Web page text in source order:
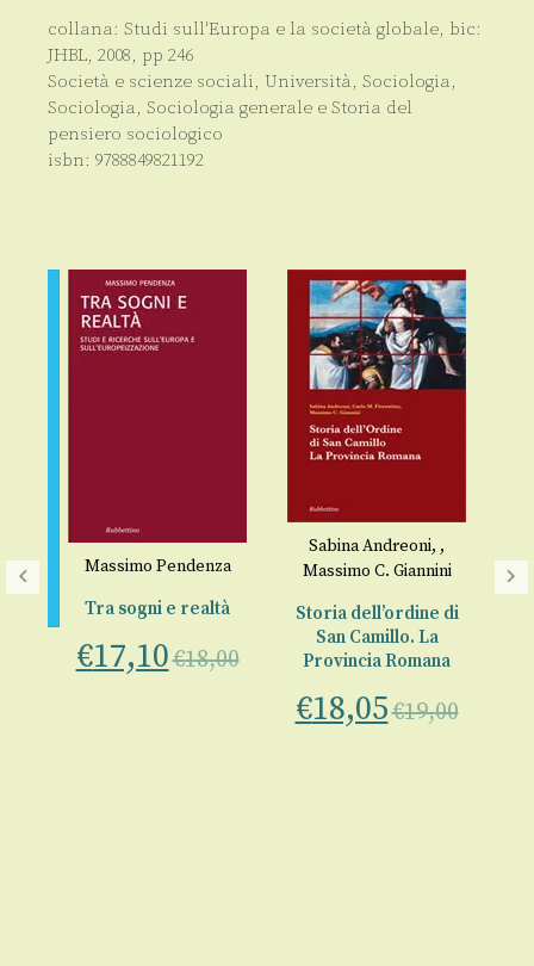
collana: Studi sull'Europa e la società globale, bic:
JHBL, 2008, pp 246
Società e scienze sociali, Università, Sociologia,
Sociologia, Sociologia generale e Storia del
pensiero sociologico
isbn: 9788849821192
Massimo Pendenza
Tra sogni e realtà
€17,10€18,00
Sabina Andreoni, ,
Massimo C. Giannini
Storia dell’ordine di
San Camillo. La
Provincia Romana
€18,05€19,00